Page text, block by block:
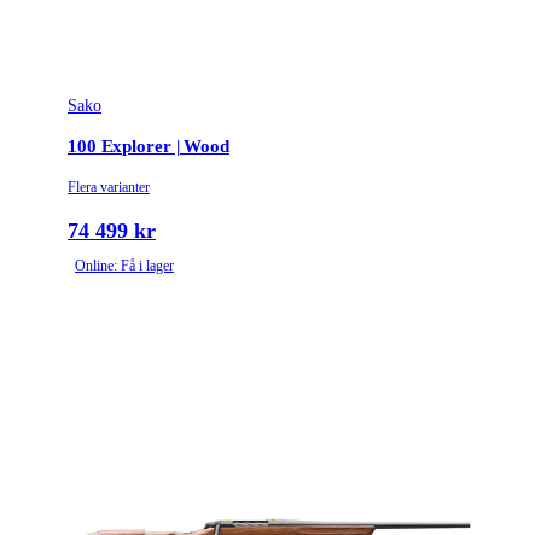
Sako
100 Explorer | Wood
Flera varianter
74 499 kr
Online: Få i lager